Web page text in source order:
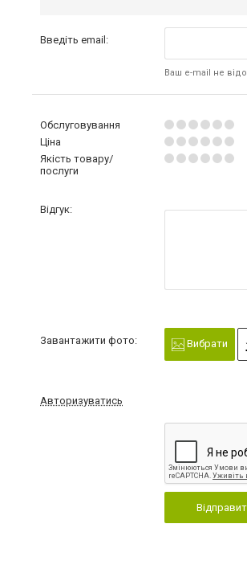
Введіть email:
Ваш e-mail не
Обслуговування
Ціна
Якість товару/
послуги
Відгук:
Завантажити фото: Вибрати
Авторизуватись